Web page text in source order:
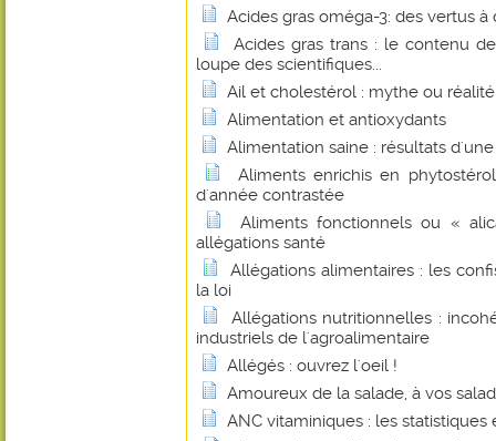
Acides gras oméga-3: des vertus à
Acides gras trans : le contenu
loupe des scientifiques...
Ail et cholestérol : mythe ou réalité
Alimentation et antioxydants
Alimentation saine : résultats
Aliments enrichis en
d'année contrastée
Aliments fonctionnels ou «
allégations santé
Allégations alimentaires : les
la loi
Allégations nutritionnelles :
industriels de l'agroalimentaire
Allégés : ouvrez l'oeil !
Amoureux de la salade, à vos
ANC vitaminiques : les statistiques